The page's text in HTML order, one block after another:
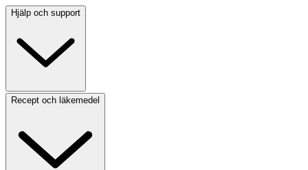
Hjälp och support
Recept och läkemedel